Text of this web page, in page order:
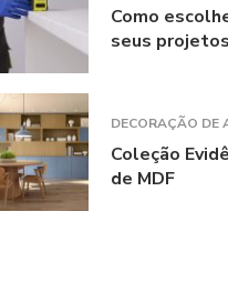
Como
seus
DECORAÇÃO DE
Coleção
de MDF